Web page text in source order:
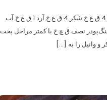
کیک اسفنجی قلبی مواد لازم 1 عدد تخم‌مرغ 4 ق غ خ شکر 4 ق غ خ آرد 1 ق غ خ آب
کمی بکینگ‌پودر نصف ق چ خ یا کمتر مراحل پخت
و وانیل را به […]